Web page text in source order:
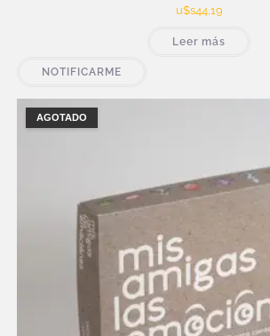
u$s44,19
Leer más
NOTIFICARME
AGOTADO